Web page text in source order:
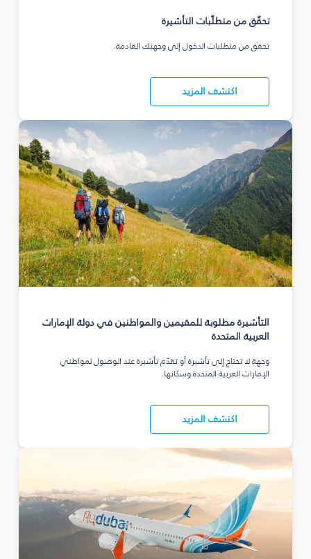
تحقّق من متطلّبات التأشيرة
تحقق من متطلبات الدخول إلى وجهتك القادمة.
اكتشف المزيد
التأشيرة مطلوبة للمقيمين والمواطنين في دولة الإمارات
العربية المتحدة
وجهة لا تحتاج إلى تأشيرة أو تقدّم تأشيرة عند الوصول لمواطني
الإمارات العربية المتحدة وسكانها.
اكتشف المزيد